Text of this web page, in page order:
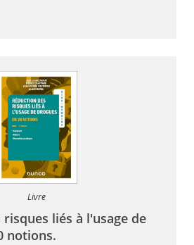
Livre
liés à l'usage de
notions.